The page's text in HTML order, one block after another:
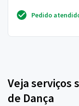
Pedido
Veja serviços
de Dança